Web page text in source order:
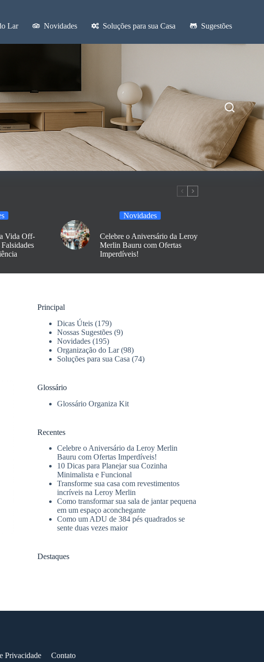
Lar Novidades Soluções para sua Casa Sugestões
Vida Off-
Novidades
Celebre o Aniversário da Leroy
Merlin Bauru com Ofertas
Imperdíveis!
Principal
Dicas Úteis (179)
Nossas Sugestões (9)
Novidades (195)
Organização do Lar(98)
Soluções para sua Casa (74)
Glossário
Glossário Organiza Kit
Recentes
Celebre o Aniversário da Leroy Merlin
Bauru com Ofertas Imperdíveis!
10 Dicas para Planejar sua Cozinha
Minimalista e Funcional
Transforme sua casa com revestimentos
incríveis na Leroy Merlin
Como transformar sua sala de jantar pequena
em um espaço aconchegante
Como um ADU de 384 pés quadrados se
sente duas vezes maior
Destaques
Privacidade Contato